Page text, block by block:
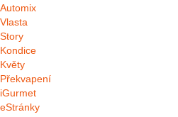
Automix
Vlasta
Story
Kondice
Květy
Překvapení
iGurmet
eStránky